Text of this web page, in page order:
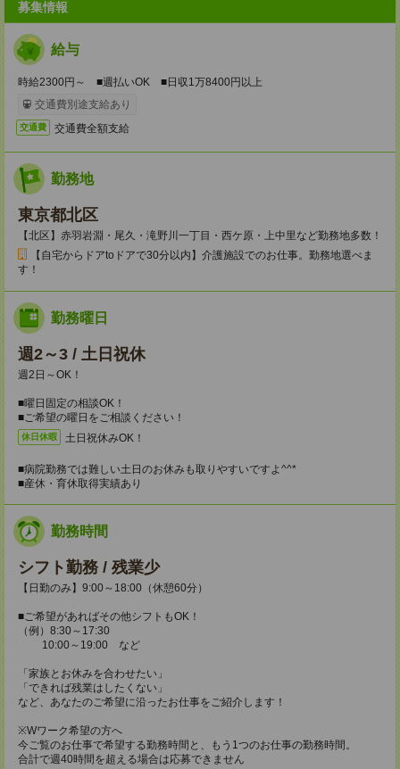
募集情報
給与
時給2300円～ ■週払いOK ■日収1万8400円以上
交通費別途支給あり
交通費 交通費全額支給
勤務地
東京都北区
【北区】赤羽岩淵・尾久・滝野川一丁目・西ケ原・上中里など勤務地多数！
【自宅からドアtoドアで30分以内】介護施設でのお仕事。勤務地選べま
す！
勤務曜日
週2～3 / 土日祝休
週2日～OK！
■曜日固定の相談OK！
■ご希望の曜日をご相談ください！
休日休暇 土日祝休みOK！
■病院勤務では難しい土日のお休みも取りやすいですよ^^*
■産休・育休取得実績あり
勤務時間
シフト勤務 / 残業少
【日勤のみ】9:00～18:00（休憩60分）
■ご希望があればその他シフトもOK！
（例）8:30～17:30
10:00～19:00 など
「家族とお休みを合わせたい」
「できれば残業はしたくない」
など、あなたのご希望に沿ったお仕事をご紹介します！
※Wワーク希望の方へ
今ご覧のお仕事で希望する勤務時間と、もう1つのお仕事の勤務時間。
合計で週40時間を超える場合は応募できません